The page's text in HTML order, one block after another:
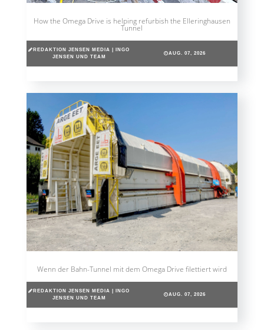
How the Omega Drive is helping refurbish the Elleringhausen
Tunnel
REDAKTION JENSEN MEDIA | INGO
JENSEN UND TEAM
AUG. 07, 2026
Wenn der Bahn-Tunnel mit dem Omega Drive filettiert wird
REDAKTION JENSEN MEDIA | INGO
JENSEN UND TEAM
AUG. 07, 2026